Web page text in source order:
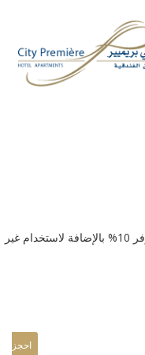
العرض الحصري للموقع: احجز الان ووفر 10% بالإضافة لاستخدام غير
احجز